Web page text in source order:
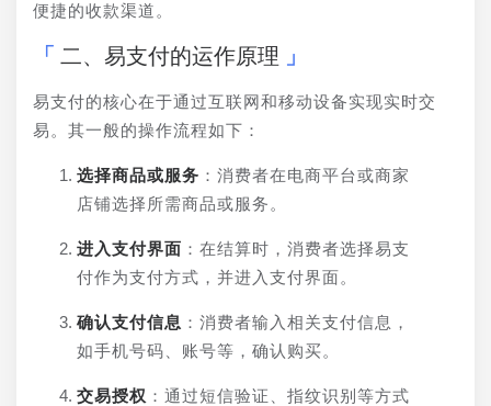
便捷的收款渠道。
二、易支付的运作原理
易支付的核心在于通过互联网和移动设备实现实时交
易。其一般的操作流程如下：
选择商品或服务 ：消费者在电商平台或商家
店铺选择所需商品或服务。
进入支付界面 ：在结算时，消费者选择易支
付作为支付方式，并进入支付界面。
确认支付信息 ：消费者输入相关支付信息，
如手机号码、账号等，确认购买。
交易授权 ：通过短信验证、指纹识别等方式